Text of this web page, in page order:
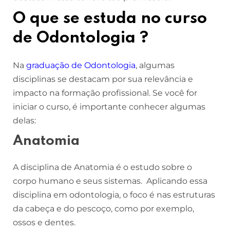
O que se estuda no curso
de Odontologia ?
Na graduação de Odontologia, algumas
disciplinas se destacam por sua relevância e
impacto na formação profissional. Se você for
iniciar o curso, é importante conhecer algumas
delas:
Anatomia
A disciplina de Anatomia é o estudo sobre o
corpo humano e seus sistemas. Aplicando essa
disciplina em odontologia, o foco é nas estruturas
da cabeça e do pescoço, como por exemplo,
ossos e dentes.